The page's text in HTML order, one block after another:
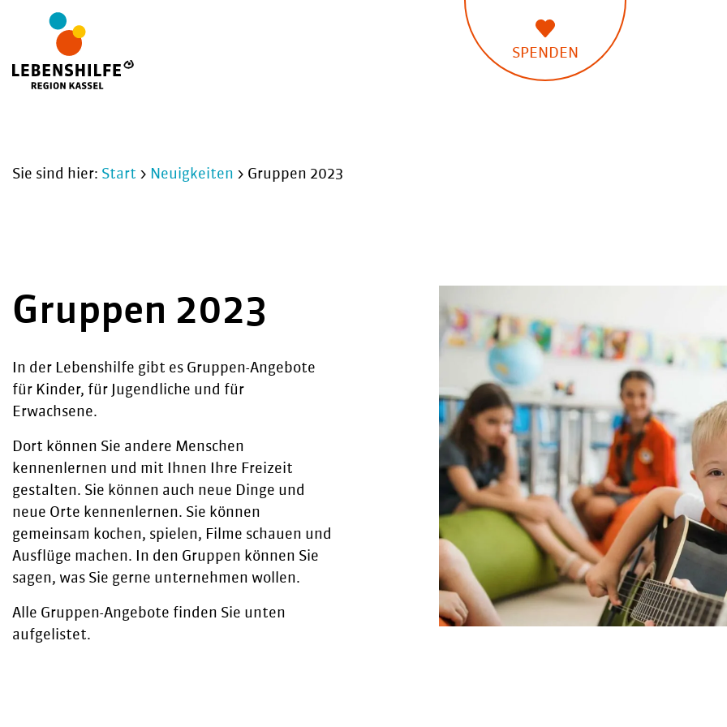
SPENDEN
Sie sind hier: Start > Neuigkeiten > Gruppen 2023
Gruppen 2023
In der Lebenshilfe gibt es Gruppen-Angebote
für Kinder, für Jugendliche und für
Erwachsene.
Dort können Sie andere Menschen
kennenlernen und mit Ihnen Ihre Freizeit
gestalten. Sie können auch neue Dinge und
neue Orte kennenlernen. Sie können
gemeinsam kochen, spielen, Filme schauen und
Ausflüge machen. In den Gruppen können Sie
sagen, was Sie gerne unternehmen wollen.
Alle Gruppen-Angebote finden Sie unten
aufgelistet.